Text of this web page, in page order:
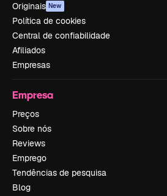
Originais New
Política de cookies
Central de confiabilidade
Afiliados
Empresas
Empresa
Preços
Sobre nós
Reviews
Emprego
Tendências de pesquisa
Blog